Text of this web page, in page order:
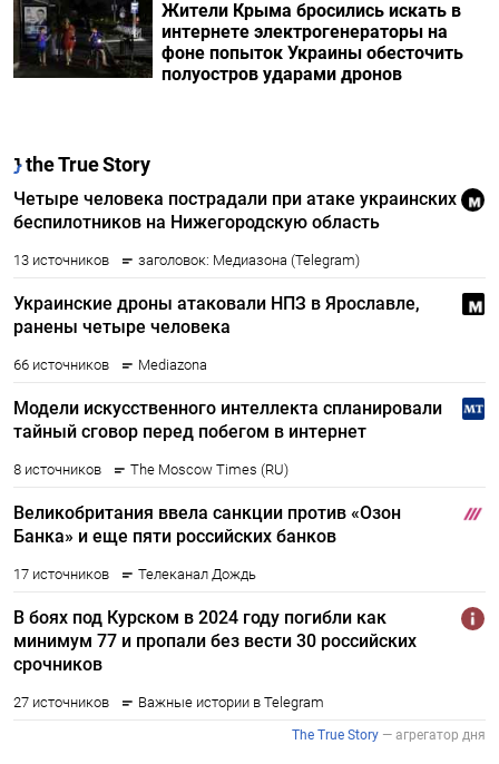
Жители Крыма бросились искать в
интернете электрогенераторы на
фоне попыток Украины обесточить
полуостров ударами дронов